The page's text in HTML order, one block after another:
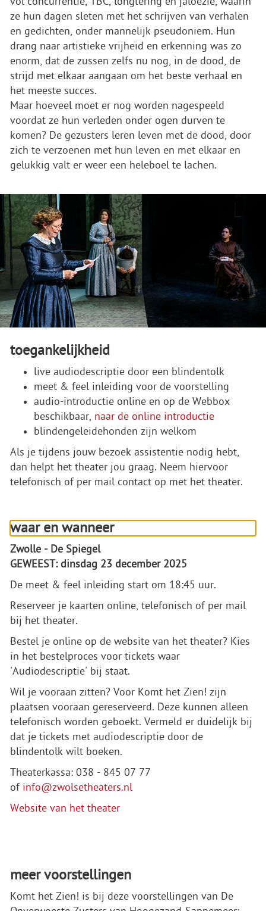
ze hun dagen sleten met het schrijven van verhalen
en gedichten, onder mannelijk pseudoniem. Hun
drang naar artistieke vrijheid en erkenning was zo
enorm, dat de zussen zelfs nu nog, in de dood, de
strijd met elkaar aangaan om het beste verhaal en
het meeste succes.
Maar hoeveel moet er nog worden nagespeeld
voordat ze hun verleden onder ogen durven te
komen? De gezusters leren leven met de dood, door
zich te verzoenen met hun leven en met elkaar en
gelukkig valt er weer een heleboel te lachen.
toegankelijkheid
live audiodescriptie door een blindentolk
meet & feel inleiding voor de voorstelling
audio-introductie online en op de Webbox
beschikbaar, naar de online introductie
blindengeleidehonden zijn welkom
Als je tijdens jouw bezoek assistentie nodig hebt,
dan helpt het theater jou graag. Neem hiervoor
telefonisch of per mail contact op met het theater.
waar en wanneer
Zwolle - De Spiegel
GEWEEST: dinsdag 23 december 2025
De meet & feel inleiding start om 18:45 uur.
Reserveer je kaarten online, telefonisch of per mail
bij het theater.
Bestel je online op de website van het theater? Kies
in het bestelproces voor tickets waar
'Audiodescriptie' bij staat.
Wil je vooraan zitten? Voor Komt het Zien! zijn
plaatsen vooraan gereserveerd. Deze kunnen alleen
telefonisch worden geboekt. Vermeld er duidelijk bij
dat je tickets met audiodescriptie door de
blindentolk wilt boeken.
Theaterkassa: 038 - 845 07 77
of info@zwolsetheaters.nl
Website van het theater
meer voorstellingen
Komt het Zien! is bij deze voorstellingen van De